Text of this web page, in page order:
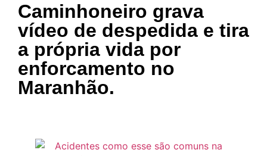
Caminhoneiro grava
vídeo de despedida e tira
a própria vida por
enforcamento no
Maranhão.